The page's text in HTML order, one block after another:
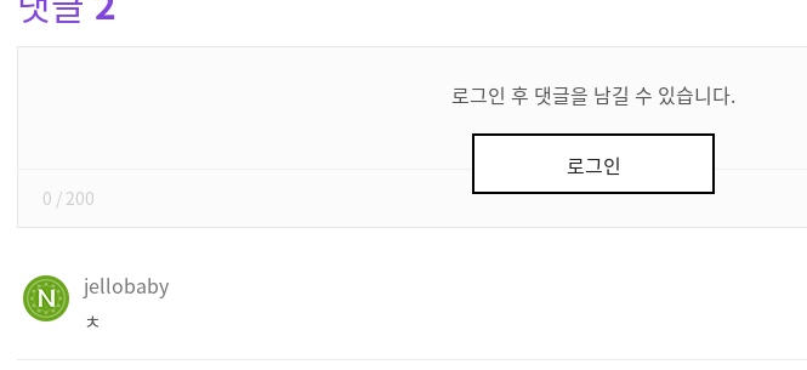
로그인 후 댓글을 남길 수 있습니다.
로그인
0 / 200
jellobaby
ㅊ